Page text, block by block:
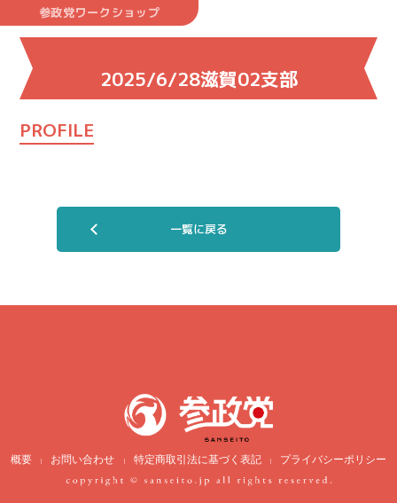
参政党ワークショップ
2025/6/28滋賀02支部
PROFILE
一覧に戻る
概要 | お問い合わせ | 特定商取引法に基づく表記 | プライバシーポリシー